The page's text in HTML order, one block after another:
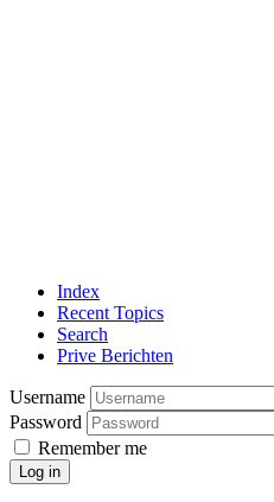
Index
Recent Topics
Search
Prive Berichten
Username
Password
Remember me
Log in